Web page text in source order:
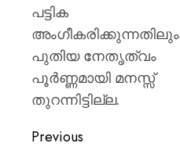
പട്ടിക
അംഗീകരിക്കുന്നതിലും
പുതിയ നേതൃത്വം
പൂർണ്ണമായി മനസ്സ്
തുറന്നിട്ടില്ല.
Previous